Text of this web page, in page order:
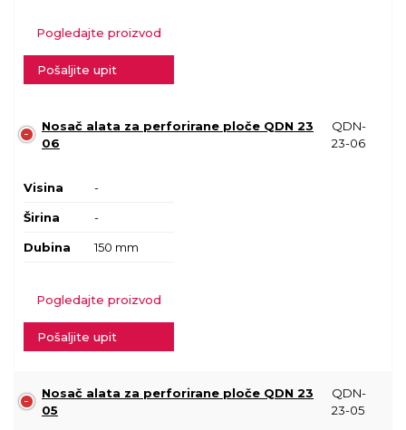
Pogledajte proizvod
Pošaljite upit
Nosač alata za perforirane ploče QDN 23
06
QDN-
23-06
Visina -
Širina -
Dubina 150 mm
Pogledajte proizvod
Pošaljite upit
Nosač alata za perforirane ploče QDN 23
05
QDN-
23-05